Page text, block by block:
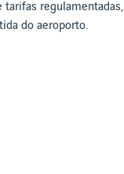
tarifas regulamentadas,
do aeroporto.